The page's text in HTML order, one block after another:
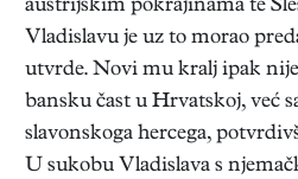
austrijskim pokrajinama te
Vladislavu je uz to morao
utvrde. Novi mu kralj ipak
bansku čast u Hrvatskoj, već
slavonskoga hercega,
U sukobu Vladislava s